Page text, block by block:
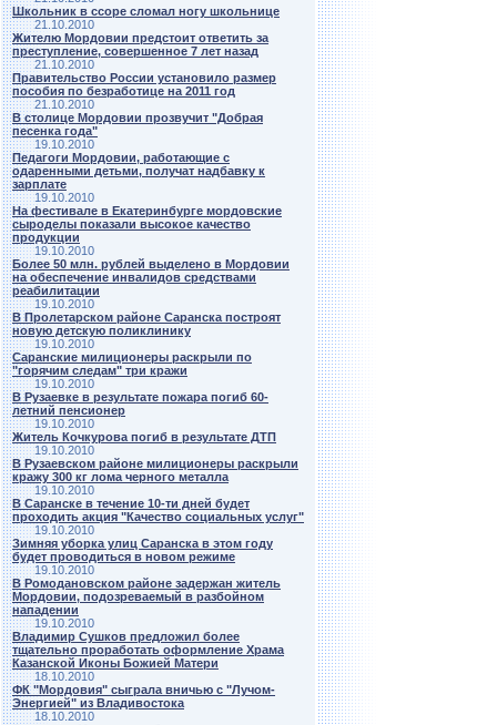
Школьник в ссоре сломал ногу школьнице
21.10.2010
Жителю Мордовии предстоит ответить за
преступление, совершенное 7 лет назад
21.10.2010
Правительство России установило размер
пособия по безработице на 2011 год
21.10.2010
В столице Мордовии прозвучит "Добрая
песенка года"
19.10.2010
Педагоги Мордовии, работающие с
одаренными детьми, получат надбавку к
зарплате
19.10.2010
На фестивале в Екатеринбурге мордовские
сыроделы показали высокое качество
продукции
19.10.2010
Более 50 млн. рублей выделено в Мордовии
на обеспечение инвалидов средствами
реабилитации
19.10.2010
В Пролетарском районе Саранска построят
новую детскую поликлинику
19.10.2010
Саранские милиционеры раскрыли по
"горячим следам" три кражи
19.10.2010
В Рузаевке в результате пожара погиб 60-
летний пенсионер
19.10.2010
Житель Кочкурова погиб в результате ДТП
19.10.2010
В Рузаевском районе милиционеры раскрыли
кражу 300 кг лома черного металла
19.10.2010
В Саранске в течение 10-ти дней будет
проходить акция "Качество социальных услуг"
19.10.2010
Зимняя уборка улиц Саранска в этом году
будет проводиться в новом режиме
19.10.2010
В Ромодановском районе задержан житель
Мордовии, подозреваемый в разбойном
нападении
19.10.2010
Владимир Сушков предложил более
тщательно проработать оформление Храма
Казанской Иконы Божией Матери
18.10.2010
ФК "Мордовия" сыграла вничью с "Лучом-
Энергией" из Владивостока
18.10.2010